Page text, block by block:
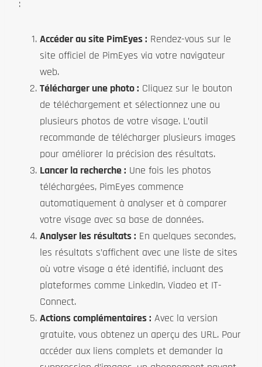
:
Accéder au site PimEyes : Rendez-vous sur le
site officiel de PimEyes via votre navigateur
web.
Télécharger une photo : Cliquez sur le bouton
de téléchargement et sélectionnez une ou
plusieurs photos de votre visage. L’outil
recommande de télécharger plusieurs images
pour améliorer la précision des résultats.
Lancer la recherche : Une fois les photos
téléchargées, PimEyes commence
automatiquement à analyser et à comparer
votre visage avec sa base de données.
Analyser les résultats : En quelques secondes,
les résultats s’affichent avec une liste de sites
où votre visage a été identifié, incluant des
plateformes comme LinkedIn, Viadeo et IT-
Connect.
Actions complémentaires : Avec la version
gratuite, vous obtenez un aperçu des URL. Pour
accéder aux liens complets et demander la